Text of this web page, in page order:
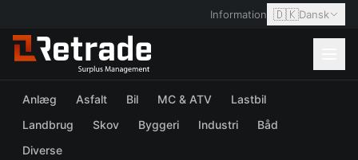
Information 🇩🇰Dansk
Anlæg Asfalt Bil MC & ATV
Lastbil
Landbrug
Skov Byggeri Industri
Båd
Diverse